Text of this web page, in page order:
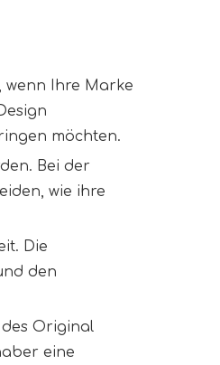
wenn Ihre Marke
möchten.
Bei der
wie ihre
Die
den
Original
eine